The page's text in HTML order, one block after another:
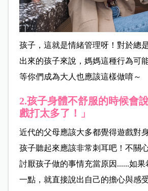
孩子，這就是情緒管理呀！對於總
出來的孩子來說，媽媽這種行為可
等你們成為大人也應該這樣做唷～
2.孩子身體不舒服的時候會
戲打太多了！」
近代的父母應該大多都覺得遊戲對
孩子聽起來應該非常刺耳吧！不關
討厭孩子做的事情充當原因......如
一點，就直接說出自己的擔心與感受